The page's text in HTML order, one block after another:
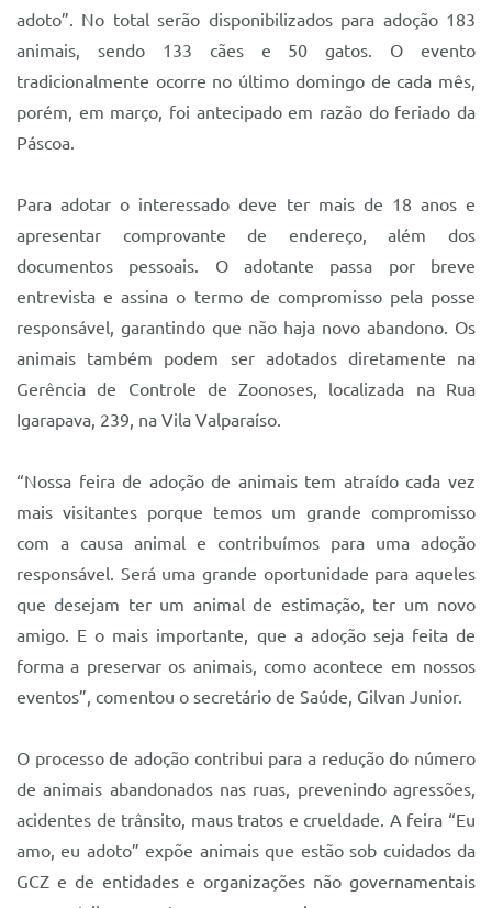
Quadra Fiscal
Sistema Colab
adoto”. No total serão disponibilizados para adoção 183
animais, sendo 133 cães e 50 gatos. O evento
tradicionalmente ocorre no último domingo de cada mês,
porém, em março, foi antecipado em razão do feriado da
Páscoa.
Para adotar o interessado deve ter mais de 18 anos e
apresentar comprovante de endereço, além dos
documentos pessoais. O adotante passa por breve
entrevista e assina o termo de compromisso pela posse
responsável, garantindo que não haja novo abandono. Os
animais também podem ser adotados diretamente na
Gerência de Controle de Zoonoses, localizada na Rua
Igarapava, 239, na Vila Valparaíso.
“Nossa feira de adoção de animais tem atraído cada vez
mais visitantes porque temos um grande compromisso
com a causa animal e contribuímos para uma adoção
responsável. Será uma grande oportunidade para aqueles
que desejam ter um animal de estimação, ter um novo
amigo. E o mais importante, que a adoção seja feita de
forma a preservar os animais, como acontece em nossos
eventos”, comentou o secretário de Saúde, Gilvan Junior.
O processo de adoção contribui para a redução do número
de animais abandonados nas ruas, prevenindo agressões,
acidentes de trânsito, maus tratos e crueldade. A feira “Eu
amo, eu adoto” expõe animais que estão sob cuidados da
GCZ e de entidades e organizações não governamentais